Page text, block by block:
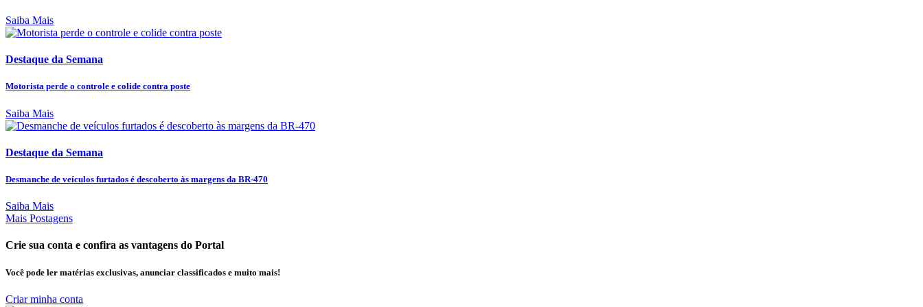
Saiba Mais
Destaque da Semana
Motorista perde o controle e colide contra poste
Saiba Mais
Destaque da Semana
Desmanche de veículos furtados é descoberto às margens da BR-470
Saiba Mais
Mais Postagens
Crie sua conta e confira as vantagens do Portal
Você pode ler matérias exclusivas, anunciar classificados e muito mais!
Criar minha conta